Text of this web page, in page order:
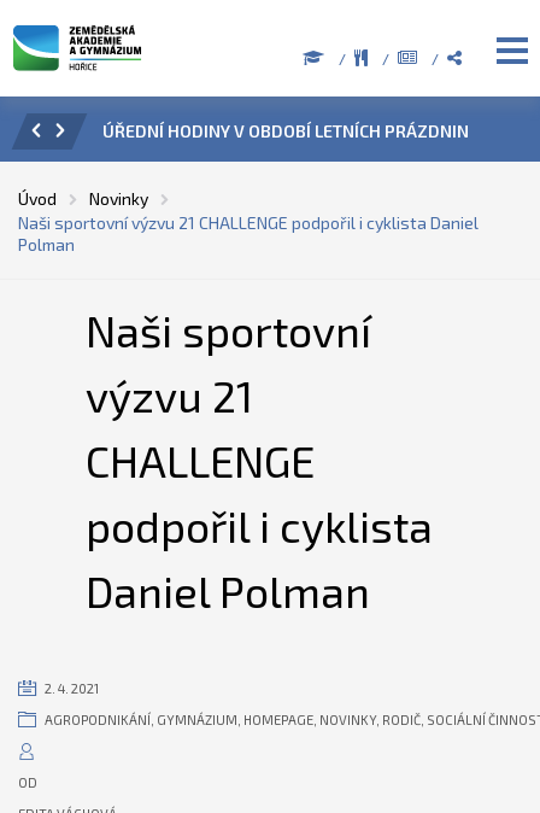
ÚŘEDNÍ HODINY V OBDOBÍ LETNÍCH PRÁZDNIN
Úvod
Novinky
Naši sportovní výzvu 21 CHALLENGE podpořil i cyklista Daniel
Polman
Naši sportovní
výzvu 21
CHALLENGE
podpořil i cyklista
Daniel Polman
2. 4. 2021
AGROPODNIKÁNÍ GYMNÁZIUM HOMEPAGE NOVINKY, RODIČ SOCIÁLNÍ
OD